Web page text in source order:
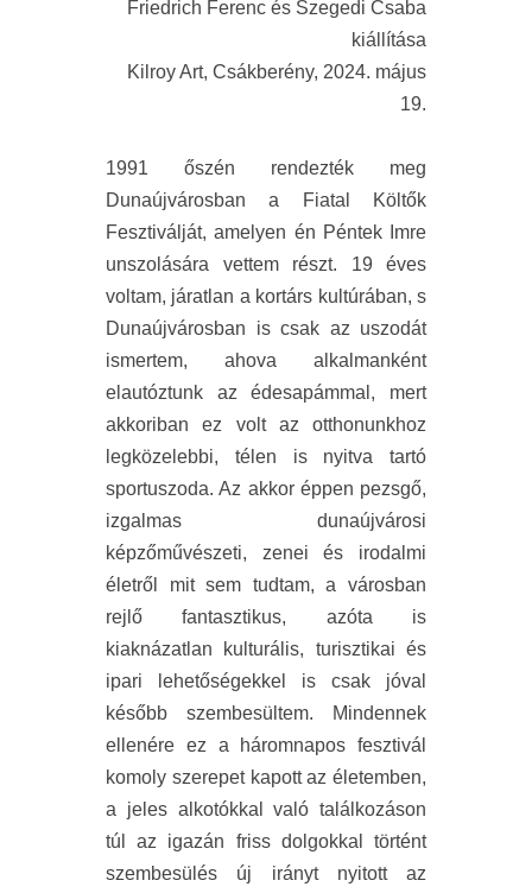
Friedrich Ferenc és Szegedi Csaba
kiállítása
Kilroy Art, Csákberény, 2024. május
19.
1991 őszén rendezték meg
Dunaújvárosban a Fiatal Költők
Fesztiválját, amelyen én Péntek Imre
unszolására vettem részt. 19 éves
voltam, járatlan a kortárs kultúrában, s
Dunaújvárosban is csak az uszodát
ismertem, ahova alkalmanként
elautóztunk az édesapámmal, mert
akkoriban ez volt az otthonunkhoz
legközelebbi, télen is nyitva tartó
sportuszoda. Az akkor éppen pezsgő,
izgalmas dunaújvárosi
képzőművészeti, zenei és irodalmi
életről mit sem tudtam, a városban
rejlő fantasztikus, azóta is
kiaknázatlan kulturális, turisztikai és
ipari lehetőségekkel is csak jóval
később szembesültem. Mindennek
ellenére ez a háromnapos fesztivál
komoly szerepet kapott az életemben,
a jeles alkotókkal való találkozáson
túl az igazán friss dolgokkal történt
szembesülés új irányt nyitott az